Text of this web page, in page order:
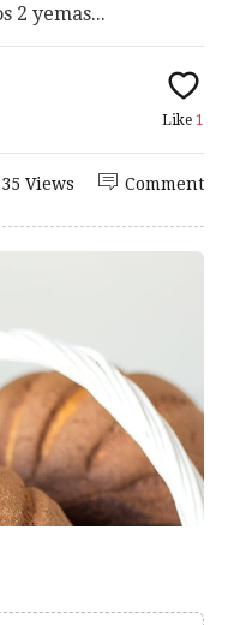
2 yemas...
Like 1
Comment
35 Views